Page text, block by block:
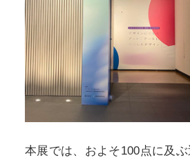
本展では、およそ100点に及